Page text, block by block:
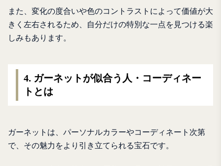
また、変化の度合いや色のコントラストによって価値が大
きく左右されるため、自分だけの特別な一点を見つける楽
しみもあります。
4. ガーネットが似合う人・コーディネー
トとは
ガーネットは、パーソナルカラーやコーディネート次第
で、その魅力をより引き立てられる宝石です。